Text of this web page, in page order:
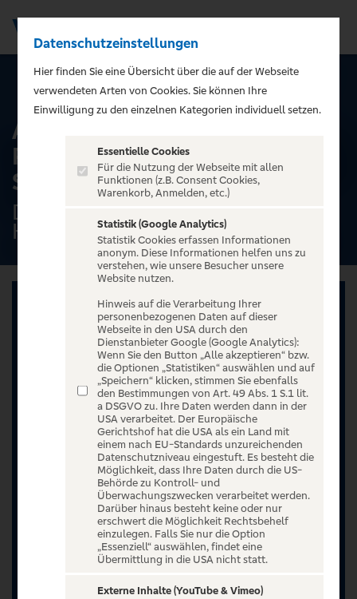
ALLE TERMINE
Alster-Rundfahrt mit
Rondeelteich - Dampfschiff
ST. GEORG - 2025
Dampfschiff ''ST.GEORG'',
Hamburg
Datenschutzeinstellungen
Hier finden Sie eine Übersicht über die auf der Webseite
verwendeten Arten von Cookies. Sie können Ihre
Einwilligung zu den einzelnen Kategorien individuell setzen.
Essentielle Cookies
Für die Nutzung der Webseite mit allen
Funktionen (z.B. Consent Cookies,
Warenkorb, Anmelden, etc.)
Statistik (Google Analytics)
Statistik Cookies erfassen Informationen
anonym. Diese Informationen helfen uns zu
verstehen, wie unsere Besucher unsere
Website nutzen.
Hinweis auf die Verarbeitung Ihrer
personenbezogenen Daten auf dieser
Webseite in den USA durch den
Dienstanbieter Google (Google Analytics):
Wenn Sie den Button „Alle akzeptieren“ bzw.
die Optionen „Statistiken“ auswählen und auf
„Speichern“ klicken, stimmen Sie ebenfalls
den Bestimmungen von Art. 49 Abs. 1 S.1 lit.
a DSGVO zu. Ihre Daten werden dann in der
USA verarbeitet. Der Europäische
Gerichtshof hat die USA als ein Land mit
einem nach EU-Standards unzureichenden
Datenschutzniveau eingestuft. Es besteht die
Möglichkeit, dass Ihre Daten durch die US-
Behörde zu Kontroll- und
Überwachungszwecken verarbeitet werden.
Darüber hinaus besteht keine oder nur
erschwert die Möglichkeit Rechtsbehelf
einzulegen. Falls Sie nur die Option
„Essenziell“ auswählen, findet eine
Übermittlung in die USA nicht statt.
Externe Inhalte (YouTube & Vimeo)